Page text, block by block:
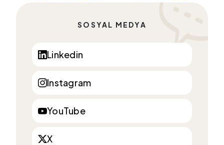
SOSYAL MEDYA
Linkedin
Instagram
YouTube
X